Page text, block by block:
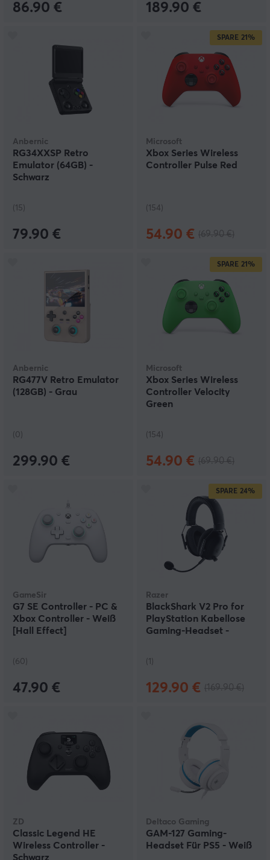
86.90 € 189.90 €
Anbernic
RG34XXSP Retro
Emulator (64GB) -
Schwarz
(15)
79.90 €
SPARE 21%
Microsoft
Xbox Series Wireless
Controller Pulse Red
(154)
54.90 €
Anbernic
RG477V Retro Emulator
(128GB) - Grau
(0)
299.90 €
SPARE 21%
Microsoft
Xbox Series Wireless
Controller Velocity
Green
(154)
54.90 €
GameSir
G7 SE Controller - PC &
Xbox Controller - Weiß
[Hall Effect]
(60)
47.90 €
SPARE 24%
Razer
BlackShark V2 Pro for
PlayStation Kabellose
Gaming-Headset -
(1)
129.90 €
ZD
Classic Legend HE
Wireless Controller -
Schwarz
Deltaco Gaming
GAM-127 Gaming-
Headset Für PS5 - Weiß